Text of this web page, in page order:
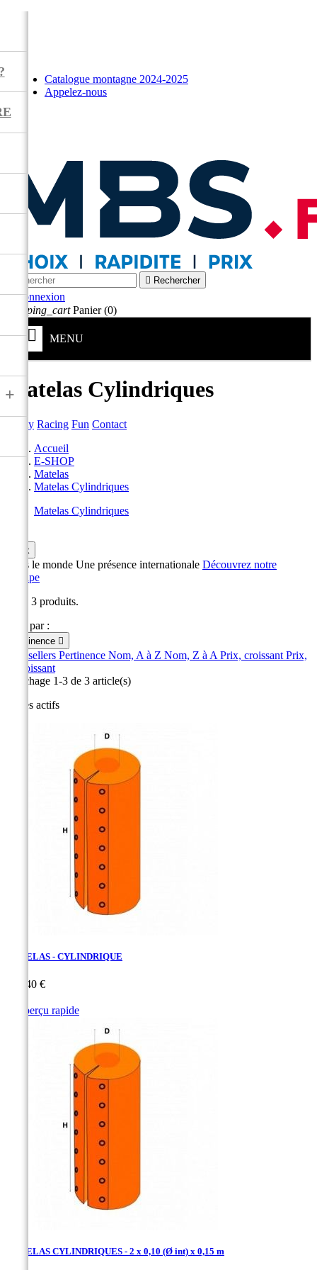
Catalogue montagne 2024-2025
Appelez-nous
 Rechercher
 Connexion
shopping_cart Panier (0)
MENU
+
Matelas Cylindriques
Safety Racing Fun Contact
Accueil
E-SHOP
Matelas
Matelas Cylindriques
Matelas Cylindriques
ok
Dans le monde Une présence internationale Découvrez notre
Groupe
Il y a 3 produits.
Trier par :
Pertinence 
Best sellers Pertinence Nom, A à Z Nom, Z à A Prix, croissant Prix,
décroissant
Affichage 1-3 de 3 article(s)
Filtres actifs
MATELAS - CYLINDRIQUE
123,40 €
Aperçu rapide
MATELAS CYLINDRIQUES - 2 x 0,10 (Ø int) x 0,15 m